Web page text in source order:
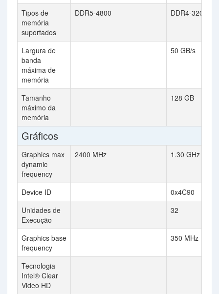
Tipos de
memória
suportados
DDR5-4800 DDR4-3200
Largura de
banda
máxima de
memória
50 GB/s
Tamanho
máximo da
memória
128 GB
Gráficos
Graphics max
dynamic
frequency
2400 MHz 1.30 GHz
Device ID
0x4C90
Unidades de
Execução
32
Graphics base
frequency
350 MHz
Tecnologia
Intel® Clear
Video HD